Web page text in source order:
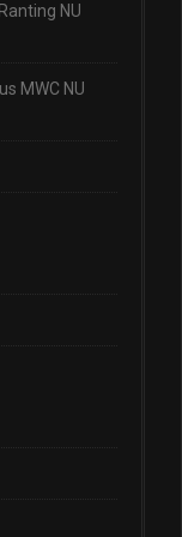
NU
MWC NU